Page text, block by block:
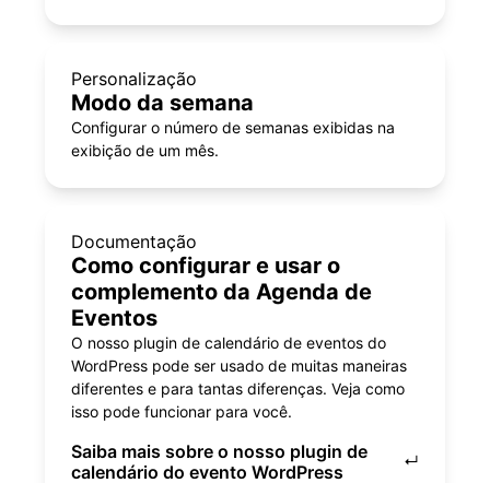
Personalização
Modo da semana
Configurar o número de semanas exibidas na
exibição de um mês.
Documentação
Como configurar e usar o
complemento da Agenda de
Eventos
O nosso plugin de calendário de eventos do
WordPress pode ser usado de muitas maneiras
diferentes e para tantas diferenças. Veja como
isso pode funcionar para você.
Saiba mais sobre o nosso plugin de
calendário do evento WordPress
↵